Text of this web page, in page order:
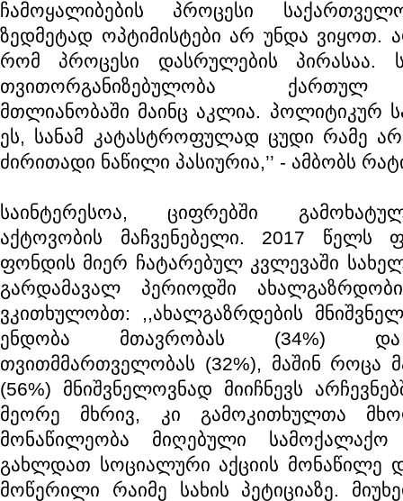
ჩამოყალიბების პროცესი
ზედმეტად ოპტიმისტები არ უნდა ვიყოთ.
რომ პროცესი დასრულების პირასაა.
თვითორგანიზებულობა ქართულ
მთლიანობაში მაინც აკლია. პოლიტიკურ
ეს, სანამ კატასტროფულად ცუდი რამე
ძირითადი ნაწილი პასიურია,’’ - ამბობს
საინტერესოა, ციფრებში
აქტოვობის მაჩვენებელი. 2017 წელს
ფონდის მიერ ჩატარებულ კვლევაში
გარდამავალ პერიოდში
ვკითხულობთ: ,,ახალგაზრდების
ენდობა მთავრობას (34%)
თვითმმართველობას (32%), მაშინ როცა
(56%) მნიშვნელოვნად მიიჩნევს
მეორე მხრივ, კი გამოკითხულთა
მონაწილეობა მიღებული სამოქალაქო
გახლდათ სოციალური აქციის მონაწილე
მოწერილი რაიმე სახის პეტიციაზე.